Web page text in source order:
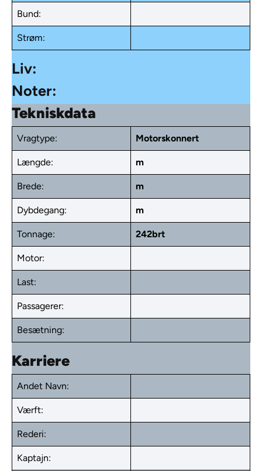
Bund:
Strøm:
Liv:
Noter:
Tekniskdata
Vragtype: Motorskonnert
Længde: m
Brede: m
Dybdegang: m
Tonnage: 242brt
Motor:
Last:
Passagerer:
Besætning:
Karriere
Andet Navn:
Værft:
Rederi:
Kaptajn: